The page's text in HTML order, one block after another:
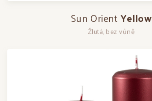
Sun OrientYellow
Žlutá, bez vůně